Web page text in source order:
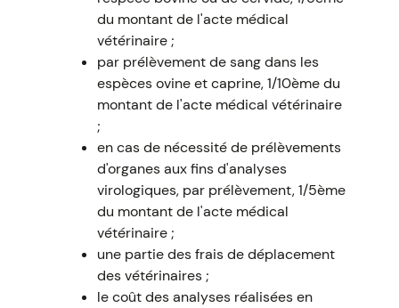
du montant de l'acte médical
vétérinaire ;
par prélèvement de sang dans les
espèces ovine et caprine, 1/10ème du
montant de l'acte médical vétérinaire
;
en cas de nécessité de prélèvements
d'organes aux fins d'analyses
virologiques, par prélèvement, 1/5ème
du montant de l'acte médical
vétérinaire ;
une partie des frais de déplacement
des vétérinaires ;
le coût des analyses réalisées en